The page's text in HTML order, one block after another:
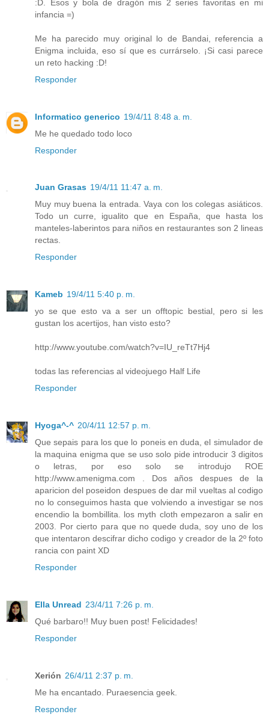
:D. Esos y bola de dragón mis 2 series favoritas en mi
infancia =)
Me ha parecido muy original lo de Bandai, referencia a
Enigma incluida, eso sí que es currárselo. ¡Si casi parece
un reto hacking :D!
Responder
Informatico generico 19/4/11 8:48 a. m.
Me he quedado todo loco
Responder
Juan Grasas 19/4/11 11:47 a. m.
Muy muy buena la entrada. Vaya con los colegas asiáticos.
Todo un curre, igualito que en España, que hasta los
manteles-laberintos para niños en restaurantes son 2 lineas
rectas.
Responder
Kameb 19/4/11 5:40 p. m.
yo se que esto va a ser un offtopic bestial, pero si les
gustan los acertijos, han visto esto?
http://www.youtube.com/watch?v=IU_reTt7Hj4
todas las referencias al videojuego Half Life
Responder
Hyoga^-^ 20/4/11 12:57 p. m.
Que sepais para los que lo poneis en duda, el simulador de
la maquina enigma que se uso solo pide introducir 3 digitos
o letras, por eso solo se introdujo ROE
http://www.amenigma.com . Dos años despues de la
aparicion del poseidon despues de dar mil vueltas al codigo
no lo conseguimos hasta que volviendo a investigar se nos
encendio la bombillita. los myth cloth empezaron a salir en
2003. Por cierto para que no quede duda, soy uno de los
que intentaron descifrar dicho codigo y creador de la 2º foto
rancia con paint XD
Responder
Ella Unread 23/4/11 7:26 p. m.
Qué barbaro!! Muy buen post! Felicidades!
Responder
Xerión 26/4/11 2:37 p. m.
Me ha encantado. Puraesencia geek.
Responder